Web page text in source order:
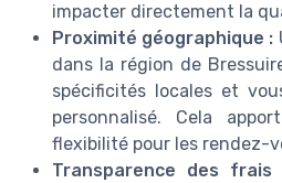
impacter directement la
Proximité géographique :
dans la région de
spécificités locales et
personnalisé. Cela
flexibilité pour les rendez-
Transparence des frais